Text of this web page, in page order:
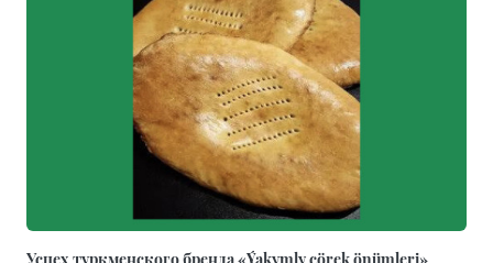
Успех туркменского бренда «Ýakymly çörek önümleri»